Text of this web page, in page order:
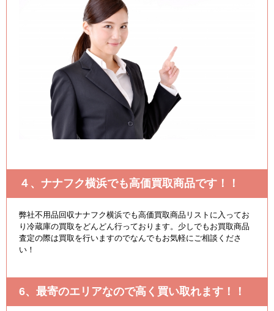
４、ナナフク横浜でも高価買取商品です！！
弊社不用品回収ナナフク横浜でも高価買取商品リストに入ってお
り冷蔵庫の買取をどんどん行っております。少しでもお買取商品
査定の際は買取を行いますのでなんでもお気軽にご相談くださ
い！
6、最寄のエリアなので高く買い取れます！！